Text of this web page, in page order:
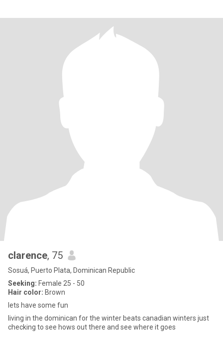
clarence, 75
Sosuá, Puerto Plata, Dominican Republic
Seeking: Female 25 - 50
Hair color: Brown
lets have some fun
living in the dominican for the winter beats canadian winters just
checking to see hows out there and see where it goes